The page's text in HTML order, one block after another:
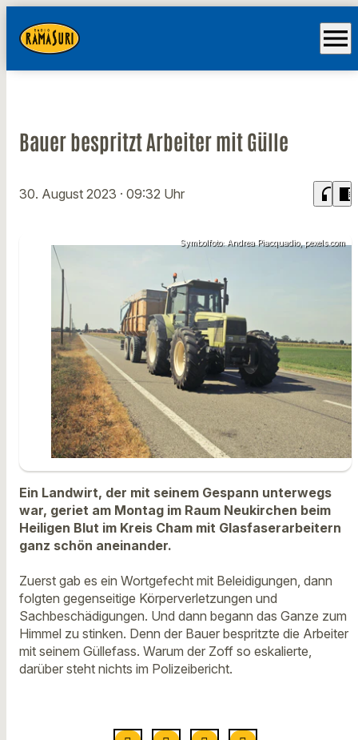
menu
Bauer bespritzt Arbeiter mit Gülle
30. August 2023 · 09:32 Uhr headphones chrome_reader_mode
Symbolfoto: Andrea Piacquadio, pexels.com
Ein Landwirt, der mit seinem Gespann unterwegs
war, geriet am Montag im Raum Neukirchen beim
Heiligen Blut im Kreis Cham mit Glasfaserarbeitern
ganz schön aneinander.
Zuerst gab es ein Wortgefecht mit Beleidigungen, dann
folgten gegenseitige Körperverletzungen und
Sachbeschädigungen. Und dann begann das Ganze zum
Himmel zu stinken. Denn der Bauer bespritzte die Arbeiter
mit seinem Güllefass. Warum der Zoff so eskalierte,
darüber steht nichts im Polizeibericht.